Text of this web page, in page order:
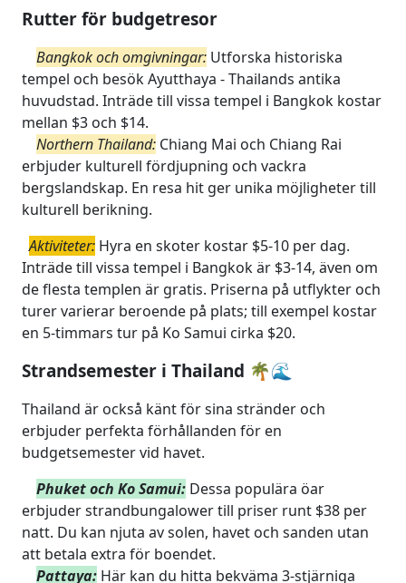
Rutter för budgetresor
Bangkok och omgivningar: Utforska historiska
tempel och besök Ayutthaya - Thailands antika
huvudstad. Inträde till vissa tempel i Bangkok kostar
mellan $3 och $14.
Northern Thailand: Chiang Mai och Chiang Rai
erbjuder kulturell fördjupning och vackra
bergslandskap. En resa hit ger unika möjligheter till
kulturell berikning.
Aktiviteter: Hyra en skoter kostar $5-10 per dag.
Inträde till vissa tempel i Bangkok är $3-14, även om
de flesta templen är gratis. Priserna på utflykter och
turer varierar beroende på plats; till exempel kostar
en 5-timmars tur på Ko Samui cirka $20.
Strandsemester i Thailand 🌴🌊
Thailand är också känt för sina stränder och
erbjuder perfekta förhållanden för en
budgetsemester vid havet.
Phuket och Ko Samui: Dessa populära öar
erbjuder strandbungalower till priser runt $38 per
natt. Du kan njuta av solen, havet och sanden utan
att betala extra för boendet.
Pattaya: Här kan du hitta bekväma 3-stjärniga